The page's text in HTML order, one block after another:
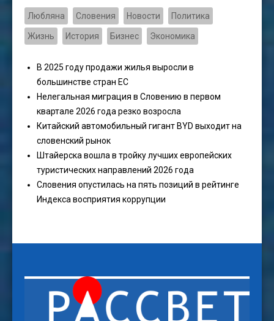
Любляна Словения Новости Политика
Жизнь История Бизнес Экономика
В 2025 году продажи жилья выросли в
большинстве стран ЕС
Нелегальная миграция в Словению в первом
квартале 2026 года резко возросла
Китайский автомобильный гигант BYD выходит на
словенский рынок
Штайерска вошла в тройку лучших европейских
туристических направлений 2026 года
Словения опустилась на пять позиций в рейтинге
Индекса восприятия коррупции